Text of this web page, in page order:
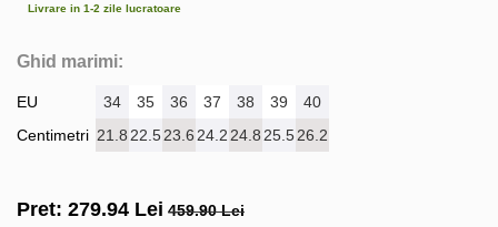
Livrare in 1-2 zile lucratoare
Ghid marimi:
EU
Centimetri
34 35 36 37 38 39
40
21.8 22.523.6 24.2 24.8 25.526.2
Pret: 279.94 Lei 459.90 Lei